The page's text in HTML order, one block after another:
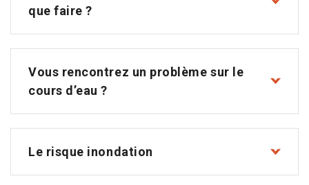
que faire ?
Vous rencontrez un problème sur le
cours d’eau ?
Le risque inondation